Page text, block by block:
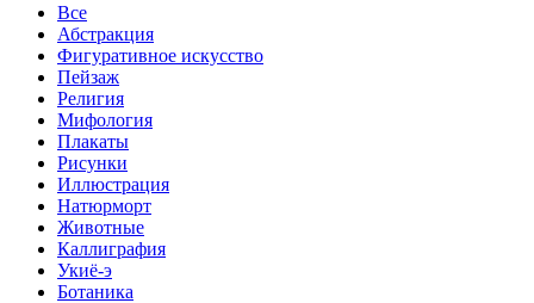
Все
Абстракция
Фигуративное искусство
Пейзаж
Религия
Мифология
Плакаты
Рисунки
Иллюстрация
Натюрморт
Животные
Каллиграфия
Укиё-э
Ботаника